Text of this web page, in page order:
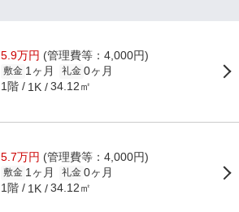
5.9万円 (管理費等：4,000円)
敷金 1ヶ月 礼金 0ヶ月
1階 1K 34.12㎡
5.7万円 (管理費等：4,000円)
敷金 1ヶ月 礼金 0ヶ月
1階 1K 34.12㎡